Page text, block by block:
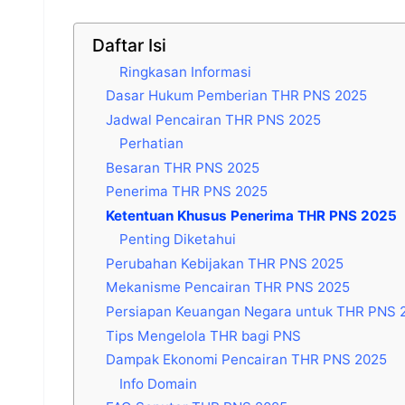
Daftar Isi
Ringkasan Informasi
Dasar Hukum Pemberian THR PNS 2025
Jadwal Pencairan THR PNS 2025
Perhatian
Besaran THR PNS 2025
Penerima THR PNS 2025
Ketentuan Khusus Penerima THR PNS 2025
Penting Diketahui
Perubahan Kebijakan THR PNS 2025
Mekanisme Pencairan THR PNS 2025
Persiapan Keuangan Negara untuk THR PNS
Tips Mengelola THR bagi PNS
Dampak Ekonomi Pencairan THR PNS 2025
Info Domain